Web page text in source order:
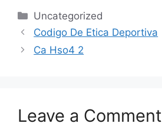
Categories
Uncategorized
Codigo De Etica Deportiva
Ca Hso4 2
Leave a Comment